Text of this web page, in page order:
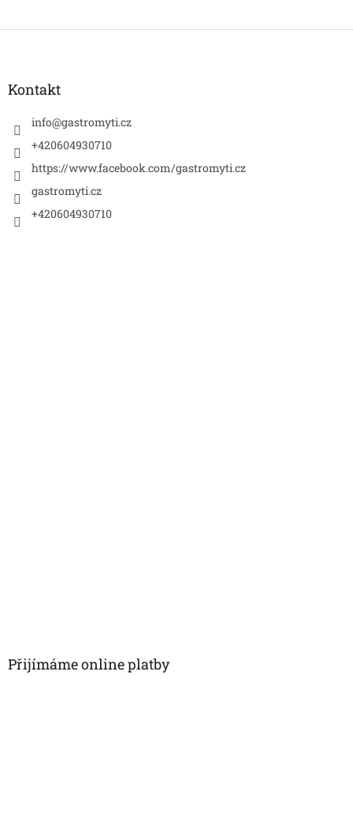
Z
Kontakt
info@gastromyti.cz
+420604930710
https://www.facebook.com/gastromyti.cz
gastromyti.cz
+420604930710
Přijímáme online platby